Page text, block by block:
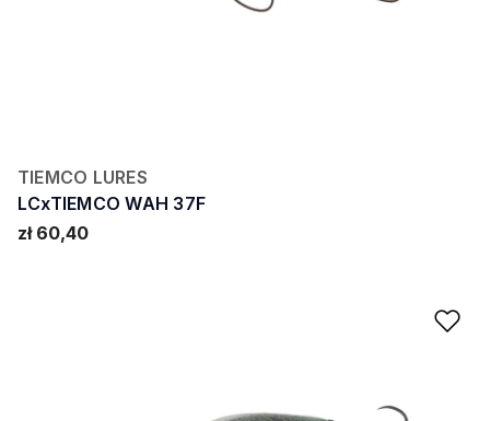
TIEMCO LURES
LCxTIEMCO WAH 37F
zł 60,40